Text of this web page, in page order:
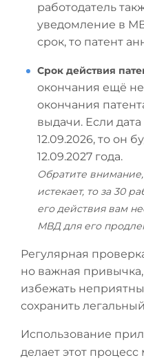
работодатель
уведомление в
срок, то патент
Срок действия
окончания ещё не
окончания
выдачи. Если
12.09.2026, то он
12.09.2027 года.
Обратите
истекает, то за 30
его действия вам
МВД для его
Регулярная
но важная
избежать
сохранить
Использование
делает этот